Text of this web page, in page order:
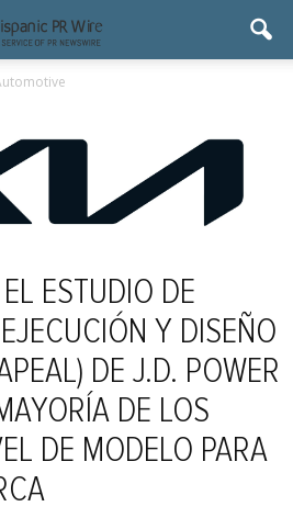
ESTUDIO DE
Y DISEÑO
DE J.D. POWER
DE LOS
DE MODELO PARA